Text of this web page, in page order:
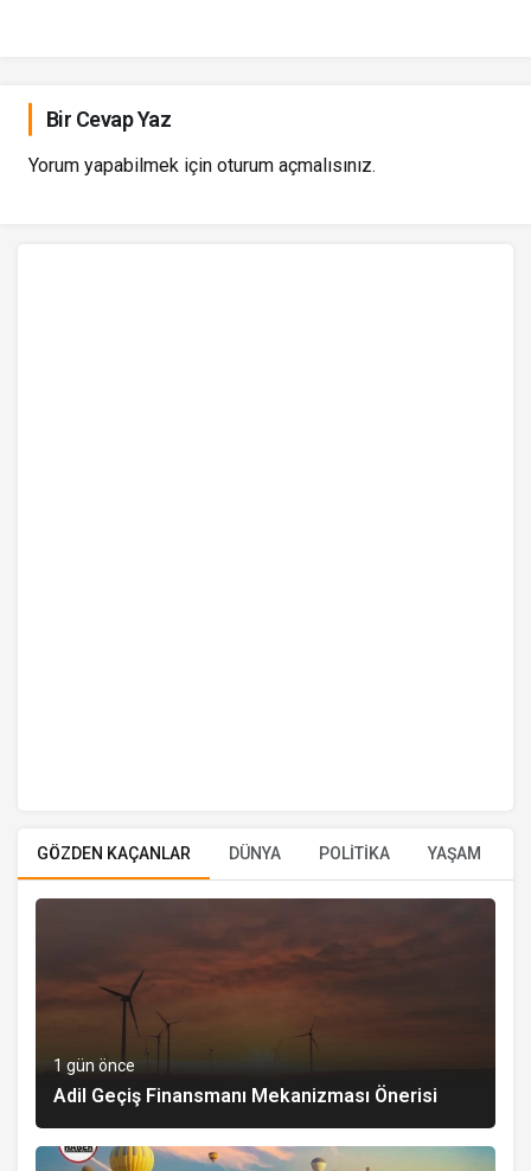
Bir Cevap Yaz
Yorum yapabilmek için oturum açmalısınız.
GÖZDEN KAÇANLAR DÜNYA POLİTİKA YAŞAM
1 gün önce
Adil Geçiş Finansmanı Mekanizması Önerisi